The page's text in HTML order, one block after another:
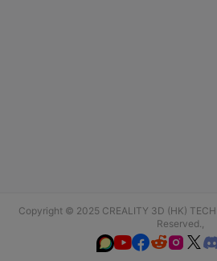
Copyright © 2025 CREALITY 3D (HK)
Reserved.,
 